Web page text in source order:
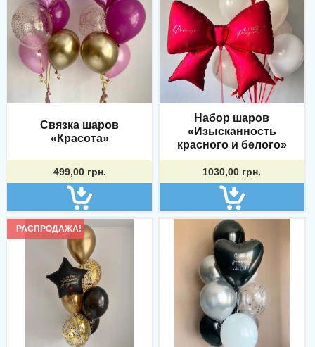
Связка шаров
«Красота»
499,00 грн.
Набор шаров
«Изысканность
красного и белого»
1030,00 грн.
РАСПРОДАЖА!